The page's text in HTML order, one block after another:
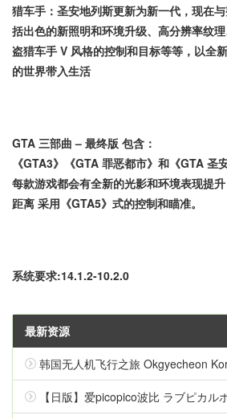
猎车手：圣安地列斯更新为新一代，现在
括出色的新照明和环境升级、高分辨率纹
盗猎车手 V 风格的控制和目标等等，以全
的世界带入生活
GTA 三部曲 – 最终版 包含：
《GTA3》《GTA 罪恶都市》和《GTA 圣
每款游戏都会有全新的光影和环境表现提
距离 采用《GTA5》式的控制和瞄准。
系统要求:14.1.2-10.2.0
最新资源
韩国无人机飞行之旅 Okgyecheon Korean Drone
【日版】爱picopico波比 ラブピカル